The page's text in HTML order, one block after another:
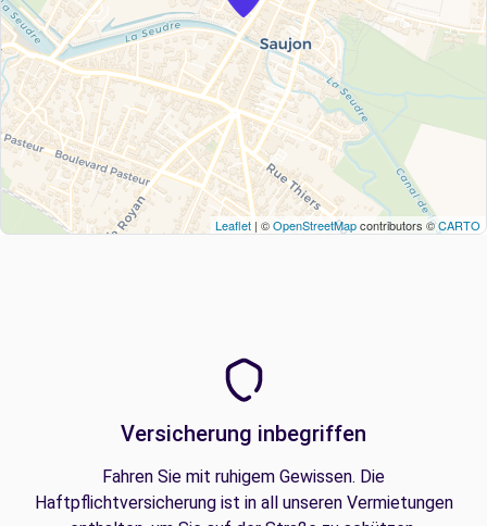
Leaflet | ©OpenStreetMapcontributors ©CARTO
Versicherung inbegriffen
Fahren Sie mit ruhigem Gewissen. Die
Haftpflichtversicherung ist in all unseren Vermietungen